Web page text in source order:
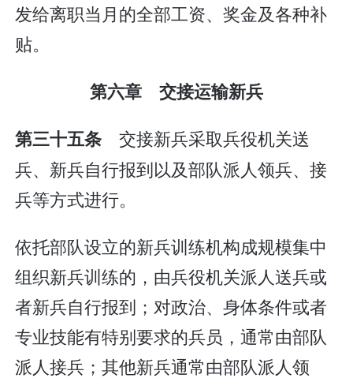
发给离职当月的全部工资、奖金及各种补
贴。
第六章 交接运输新兵
第三十五条 交接新兵采取兵役机关送
兵、新兵自行报到以及部队派人领兵、接
兵等方式进行。
依托部队设立的新兵训练机构成规模集中
组织新兵训练的，由兵役机关派人送兵或
者新兵自行报到；对政治、身体条件或者
专业技能有特别要求的兵员，通常由部队
派人接兵；其他新兵通常由部队派人领